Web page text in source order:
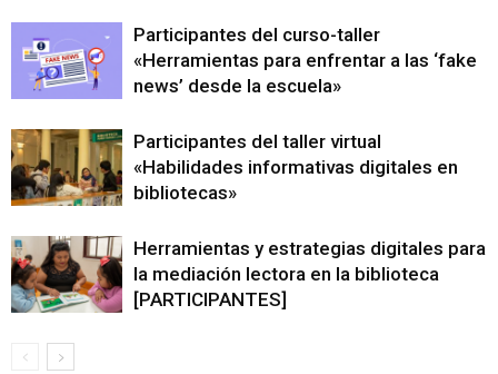
Participantes del curso-taller
«Herramientas para enfrentar a las ‘fake
news’ desde la escuela»
Participantes del taller virtual
«Habilidades informativas digitales en
bibliotecas»
Herramientas y estrategias digitales para
la mediación lectora en la biblioteca
[PARTICIPANTES]